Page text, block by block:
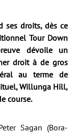
ses droits, dès ce
Tour Down
dévoile un
droit à de gros
au terme de
Willunga Hill,
course.
Sagan (Bora-